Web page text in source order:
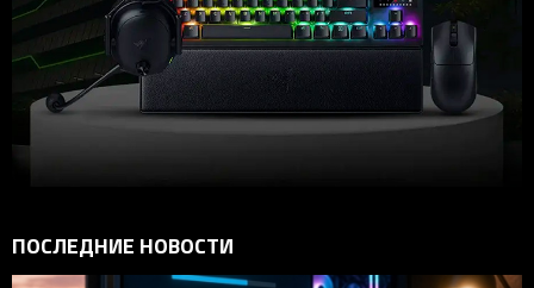
ПОСЛЕДНИЕ НОВОСТИ